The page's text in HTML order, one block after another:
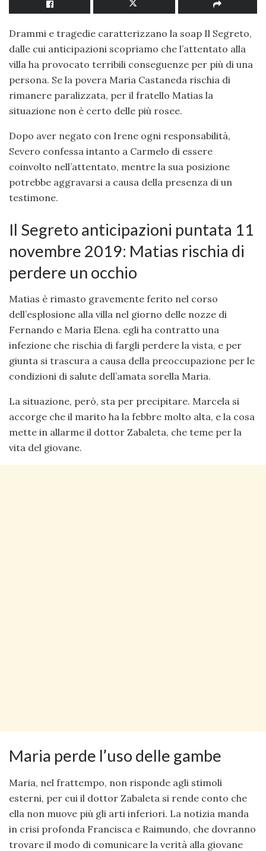
Drammi e tragedie caratterizzano la soap Il Segreto,
dalle cui anticipazioni scopriamo che l’attentato alla
villa ha provocato terribili conseguenze per più di una
persona. Se la povera Maria Castaneda rischia di
rimanere paralizzata, per il fratello Matias la
situazione non è certo delle più rosee.
Dopo aver negato con Irene ogni responsabilità,
Severo confessa intanto a Carmelo di essere
coinvolto nell’attentato, mentre la sua posizione
potrebbe aggravarsi a causa della presenza di un
testimone.
Il Segreto anticipazioni puntata 11
novembre 2019: Matias rischia di
perdere un occhio
Matias è rimasto gravemente ferito nel corso
dell’esplosione alla villa nel giorno delle nozze di
Fernando e Maria Elena. egli ha contratto una
infezione che rischia di fargli perdere la vista, e per
giunta si trascura a causa della preoccupazione per le
condizioni di salute dell’amata sorella Maria.
La situazione, però, sta per precipitare. Marcela si
accorge che il marito ha la febbre molto alta, e la cosa
mette in allarme il dottor Zabaleta, che teme per la
vita del giovane.
Maria perde l’uso delle gambe
Maria, nel frattempo, non risponde agli stimoli
esterni, per cui il dottor Zabaleta si rende conto che
ella non muove più gli arti inferiori. La notizia manda
in crisi profonda Francisca e Raimundo, che dovranno
trovare il modo di comunicare la verità alla giovane